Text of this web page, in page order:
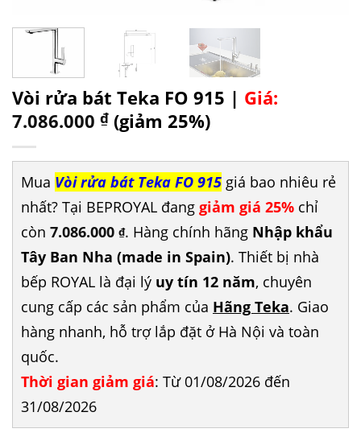
Vòi rửa bát Teka FO 915 | Giá:
7.086.000 ₫ (giảm 25%)
Mua Vòi rửa bát Teka FO 915 giá bao nhiêu rẻ
nhất? Tại BEPROYAL đang giảm giá 25% chỉ
còn 7.086.000 ₫. Hàng chính hãng Nhập khẩu
Tây Ban Nha (made in Spain). Thiết bị nhà
bếp ROYAL là đại lý uy tín 12 năm, chuyên
cung cấp các sản phẩm của Hãng Teka. Giao
hàng nhanh, hỗ trợ lắp đặt ở Hà Nội và toàn
quốc.
Thời gian giảm giá: Từ 01/08/2026 đến
31/08/2026